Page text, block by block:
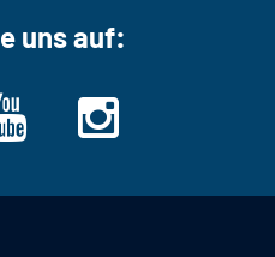
uns auf: